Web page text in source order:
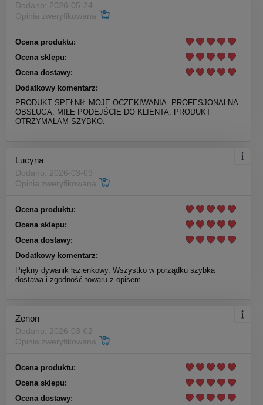
Dodano: 2026-05-24
Opinia zweryfikowana
Ocena produktu:
Ocena sklepu:
Ocena dostawy:
Dodatkowy komentarz:
PRODUKT SPEŁNIŁ MOJE OCZEKIWANIA. PROFESJONALNA
OBSŁUGA. MIŁE PODEJŚCIE DO KLIENTA. PRODUKT
OTRZYMAŁAM SZYBKO.
Lucyna
Dodano: 2026-03-09
Opinia zweryfikowana
Ocena produktu:
Ocena sklepu:
Ocena dostawy:
Dodatkowy komentarz:
Piękny dywanik łazienkowy. Wszystko w porządku szybka
dostawa i zgodność towaru z opisem.
Zenon
Dodano: 2026-03-02
Opinia zweryfikowana
Ocena produktu:
Ocena sklepu:
Ocena dostawy: